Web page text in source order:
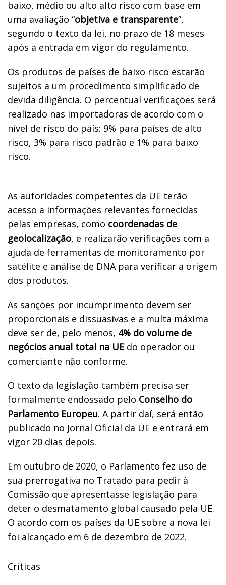
baixo, médio ou alto alto risco com base em
uma avaliação “objetiva e transparente”,
segundo o texto da lei, no prazo de 18 meses
após a entrada em vigor do regulamento.
Os produtos de países de baixo risco estarão
sujeitos a um procedimento simplificado de
devida diligência. O percentual verificações será
realizado nas importadoras de acordo com o
nível de risco do país: 9% para países de alto
risco, 3% para risco padrão e 1% para baixo
risco.
As autoridades competentes da UE terão
acesso a informações relevantes fornecidas
pelas empresas, como coordenadas de
geolocalização, e realizarão verificações com a
ajuda de ferramentas de monitoramento por
satélite e análise de DNA para verificar a origem
dos produtos.
As sanções por incumprimento devem ser
proporcionais e dissuasivas e a multa máxima
deve ser de, pelo menos, 4% do volume de
negócios anual total na UE do operador ou
comerciante não conforme.
O texto da legislação também precisa ser
formalmente endossado pelo Conselho do
Parlamento Europeu. A partir daí, será então
publicado no Jornal Oficial da UE e entrará em
vigor 20 dias depois.
Em outubro de 2020, o Parlamento fez uso de
sua prerrogativa no Tratado para pedir à
Comissão que apresentasse legislação para
deter o desmatamento global causado pela UE.
O acordo com os países da UE sobre a nova lei
foi alcançado em 6 de dezembro de 2022.
Críticas